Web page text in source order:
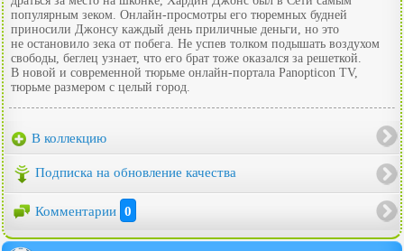
популярным зеком. Онлайн-просмотры его тюремных будней
приносили Джонсу каждый день приличные деньги, но это
не остановило зека от побега. Не успев толком подышать воздухом
свободы, беглец узнает, что его брат тоже оказался за решеткой.
В новой и современной тюрьме онлайн-портала Panopticon TV,
тюрьме размером с целый город.
В коллекцию
Подписка на обновление качества
Комментарии 0